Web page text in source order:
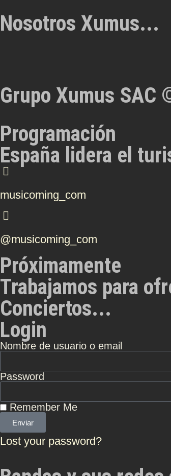
Nosotros Xumus...
Grupo Xumus SAC
Programación
España lidera el
musicoming_com
@musicoming_com
Próximamente
Trabajamos para
Conciertos...
Login
Nombre de usuario o email
Password
Remember Me
Enviar
Lost your password?